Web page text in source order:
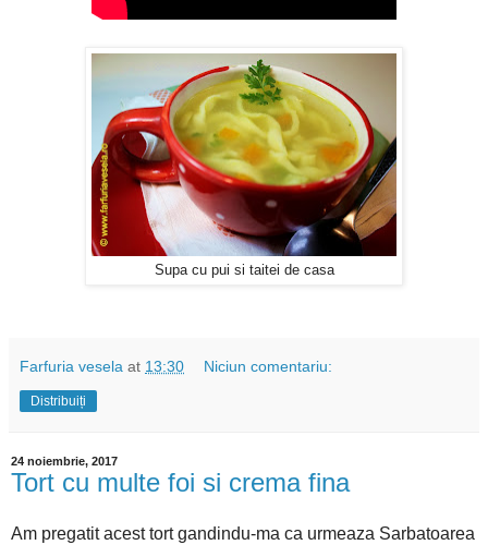
Supa cu pui si taitei de casa
Farfuria vesela at 13:30 Niciun comentariu:
Distribuiți
24 noiembrie, 2017
Tort cu multe foi si crema fina
Am pregatit acest tort gandindu-ma ca urmeaza Sarbatoarea